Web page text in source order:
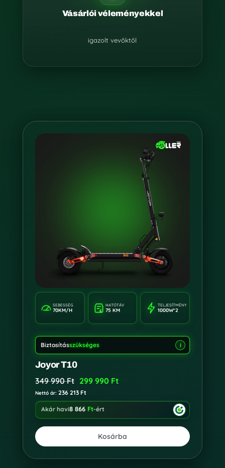
Vásárlói véleményekkel
igazolt vevőktől
SEBESSÉG
70KM/H
HATÓTÁV
75 KM
TELJESÍTMÉNY
1000W*2
Biztosításszükséges i
Joyor T10
349 990Ft 299 990 Ft
Nettó ár: 236 213 Ft
Akár havi8 866 Ft-ért
Kosárba